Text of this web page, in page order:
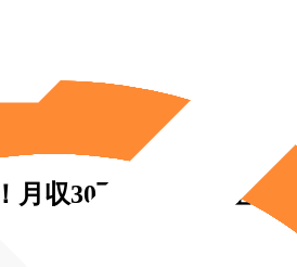
収30万円～／完全週